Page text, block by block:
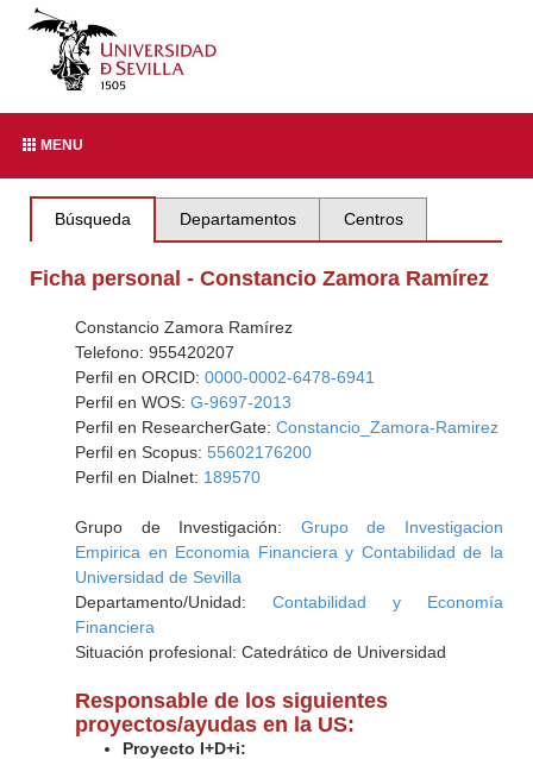
MENU
Búsqueda Departamentos Centros
Ficha personal - Constancio Zamora Ramírez
Constancio Zamora Ramírez
Telefono: 955420207
Perfil en ORCID: 0000-0002-6478-6941
Perfil en WOS: G-9697-2013
Perfil en ResearcherGate: Constancio_Zamora-Ramirez
Perfil en Scopus: 55602176200
Perfil en Dialnet: 189570
Grupo de Investigación: Grupo de Investigacion
Empirica en Economia Financiera y Contabilidad de la
Universidad de Sevilla
Departamento/Unidad: Contabilidad y Economía
Financiera
Situación profesional: Catedrático de Universidad
Responsable de los siguientes
proyectos/ayudas en la US:
Proyecto I+D+i: